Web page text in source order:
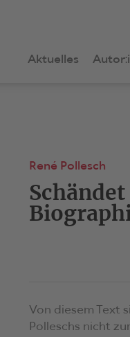
Aktuelles
René Pollesch
Von diesem Text
Polleschs nicht